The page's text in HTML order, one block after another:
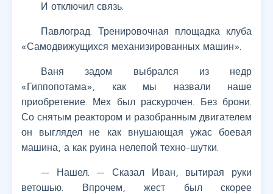
И отключил связь.
Павлоград. Тренировочная площадка клуба
«Самодвижущихся механизированных машин».
Ваня задом выбрался из недр
«Гиппопотама», как мы назвали наше
приобретение. Мех был раскурочен. Без брони.
Со снятым реактором и разобранным двигателем
он выглядел не как внушающая ужас боевая
машина, а как руина нелепой техно-шутки.
— Нашел. — Сказал Иван, вытирая руки
ветошью. Впрочем, жест был скорее